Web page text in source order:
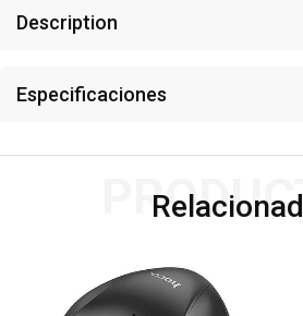
Description
Especificaciones